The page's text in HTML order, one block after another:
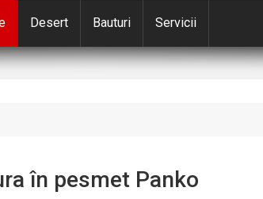
Desert Bauturi Servicii
în pesmet Panko